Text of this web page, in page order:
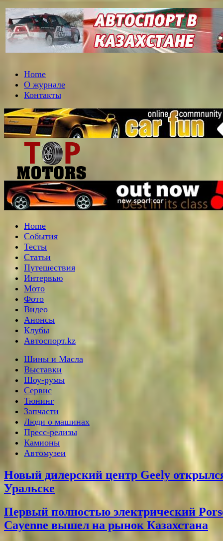
Home
О журнале
Контакты
Home
События
Тесты
Статьи
Путешествия
Интервью
Мото
Фото
Видео
Анонсы
Клубы
Автоспорт.kz
Шины и Масла
Выставки
Шоу-румы
Сервис
Тюнинг
Запчасти
Люди о машинах
Пресс-релизы
Камионы
Автомузеи
Новый дилерский центр Geely
Уральске
Первый полностью электрический
Cayenne вышел на рынок Казахстана